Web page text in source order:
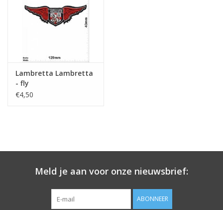
Lambretta Lambretta
- fly
€4,50
Meld je aan voor onze nieuwsbrief:
ABONNEER